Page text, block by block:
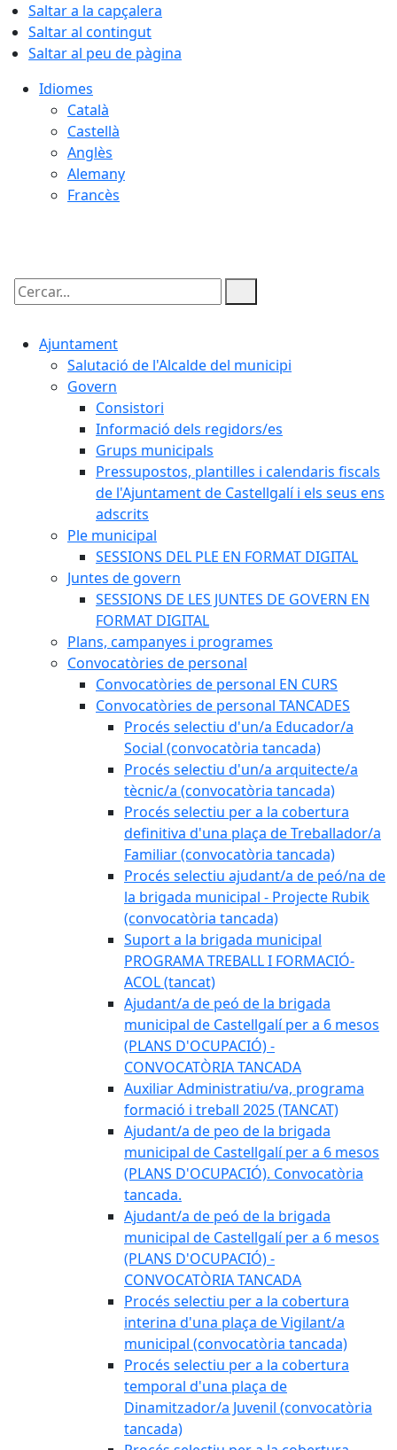
Saltar a la capçalera
Saltar al contingut
Saltar al peu de pàgina
Idiomes
Català
Castellà
Anglès
Alemany
Francès
Cercar:
Ajuntament
Salutació de l'Alcalde del municipi
Govern
Consistori
Informació dels regidors/es
Grups municipals
Pressupostos, plantilles i calendaris fiscals
de l'Ajuntament de Castellgalí i els seus ens
adscrits
Ple municipal
SESSIONS DEL PLE EN FORMAT DIGITAL
Juntes de govern
SESSIONS DE LES JUNTES DE GOVERN EN
FORMAT DIGITAL
Plans, campanyes i programes
Convocatòries de personal
Convocatòries de personal EN CURS
Convocatòries de personal TANCADES
Procés selectiu d'un/a Educador/a
Social (convocatòria tancada)
Procés selectiu d'un/a arquitecte/a
tècnic/a (convocatòria tancada)
Procés selectiu per a la cobertura
definitiva d'una plaça de Treballador/a
Familiar (convocatòria tancada)
Procés selectiu ajudant/a de peó/na de
la brigada municipal - Projecte Rubik
(convocatòria tancada)
Suport a la brigada municipal
PROGRAMA TREBALL I FORMACIÓ-
ACOL (tancat)
Ajudant/a de peó de la brigada
municipal de Castellgalí per a 6 mesos
(PLANS D'OCUPACIÓ) -
CONVOCATÒRIA TANCADA
Auxiliar Administratiu/va, programa
formació i treball 2025 (TANCAT)
Ajudant/a de peo de la brigada
municipal de Castellgalí per a 6 mesos
(PLANS D'OCUPACIÓ). Convocatòria
tancada.
Ajudant/a de peó de la brigada
municipal de Castellgalí per a 6 mesos
(PLANS D'OCUPACIÓ) -
CONVOCATÒRIA TANCADA
Procés selectiu per a la cobertura
interina d'una plaça de Vigilant/a
municipal (convocatòria tancada)
Procés selectiu per a la cobertura
temporal d'una plaça de
Dinamitzador/a Juvenil (convocatòria
tancada)